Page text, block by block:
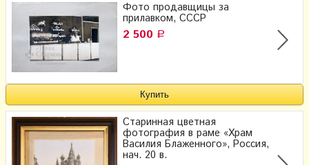
Фото продавщицы за
прилавком, СССР
2 500 Р
Старинная цветная
фотография в раме «Храм
Василия Блаженного», Россия,
нач. 20 в.